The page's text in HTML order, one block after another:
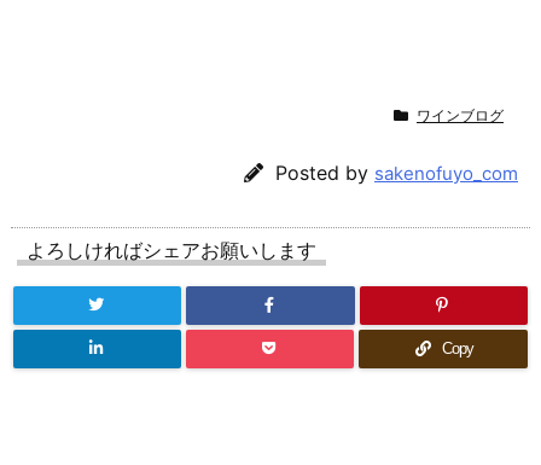
ワインブログ
Posted by sakenofuyo_com
よろしければシェアお願いします
Copy